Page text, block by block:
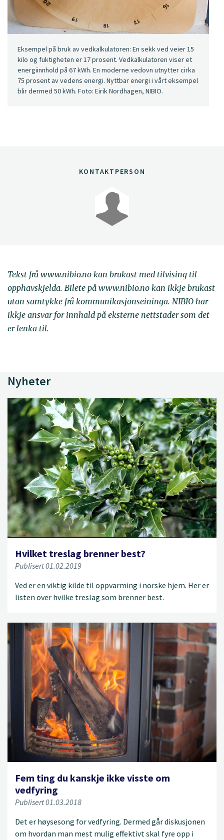
Eksempel på bruk av vedkalkulatoren: En sekk ved veier 15
kilo og fuktigheten er 17 prosent. Vedkalkulatoren viser et
energiinnhold på 67 kWh. En moderne vedovn utnytter cirka
75 prosent av vedens energi. Nyttbar energi i vårt eksempel
blir dermed 50 kWh. Foto: Eirik Nordhagen, NIBIO.
KONTAKTPERSON
Tekst frå www.nibio.no kan brukast med tilvising til
opphavskjelda. Bilete på www.nibio.no kan ikkje brukast
utan samtykke frå kommunikasjonseininga. NIBIO har
ikkje ansvar for innhald på eksterne nettstader som det
er lenka til.
Nyheter
Hvilket treslag brenner best?
Publisert 01.02.2019
Ved er en viktig kilde til oppvarming i norske hjem. Her er
listen over hvilke treslag som brenner best.
Fem ting du kanskje ikke visste om
vedfyring
Publisert 01.03.2018
Det er høysesong for vedfyring. Dermed går diskusjonen
om hvordan man mest mulig effektivt skal fyre opp i